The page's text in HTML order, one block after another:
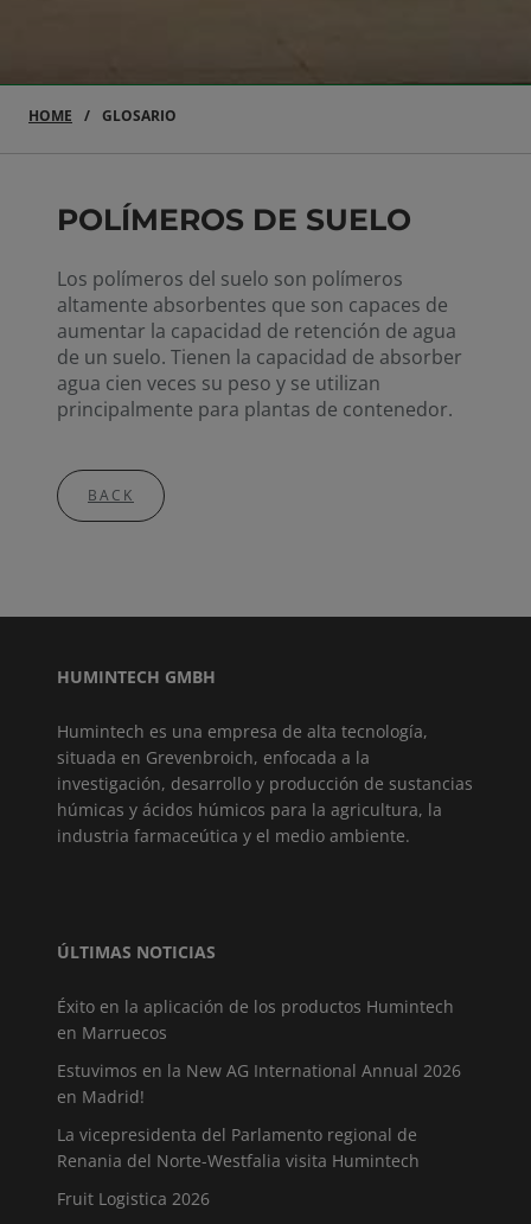
HOME GLOSARIO
POLÍMEROS DE SUELO
Los polímeros del suelo son polímeros
altamente absorbentes que son capaces de
aumentar la capacidad de retención de agua
de un suelo. Tienen la capacidad de absorber
agua cien veces su peso y se utilizan
principalmente para plantas de contenedor.
BACK
HUMINTECH GMBH
Humintech es una empresa de alta tecnología,
situada en Grevenbroich, enfocada a la
investigación, desarrollo y producción de sustancias
húmicas y ácidos húmicos para la agricultura, la
industria farmaceútica y el medio ambiente.
ÚLTIMAS NOTICIAS
Éxito en la aplicación de los productos Humintech
en Marruecos
Estuvimos en la New AG International Annual 2026
en Madrid!
La vicepresidenta del Parlamento regional de
Renania del Norte-Westfalia visita Humintech
Fruit Logistica 2026